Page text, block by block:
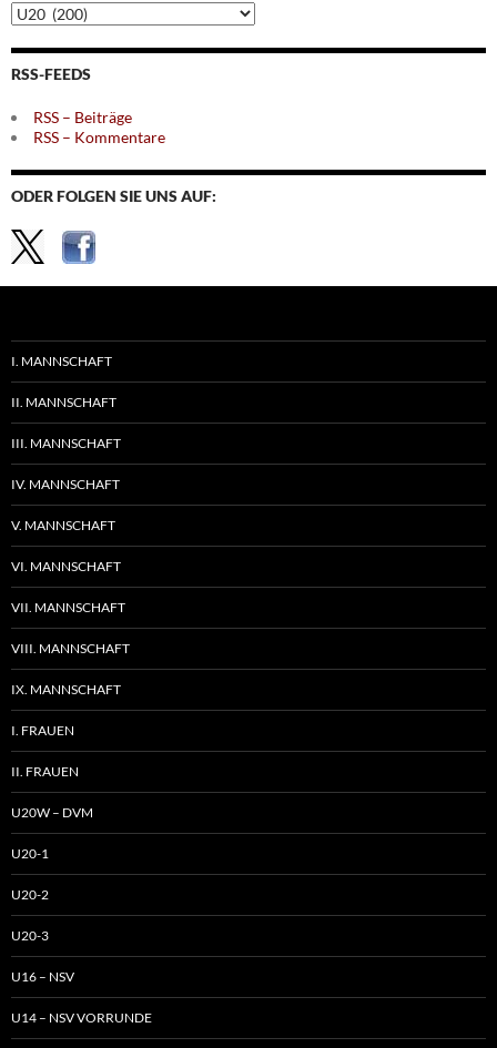
Archiv
nach
Themen
RSS-FEEDS
RSS – Beiträge
RSS – Kommentare
ODER FOLGEN SIE UNS AUF:
I. MANNSCHAFT
II. MANNSCHAFT
III. MANNSCHAFT
IV. MANNSCHAFT
V. MANNSCHAFT
VI. MANNSCHAFT
VII. MANNSCHAFT
VIII. MANNSCHAFT
IX. MANNSCHAFT
I. FRAUEN
II. FRAUEN
U20W – DVM
U20-1
U20-2
U20-3
U16 – NSV
U14 – NSV VORRUNDE